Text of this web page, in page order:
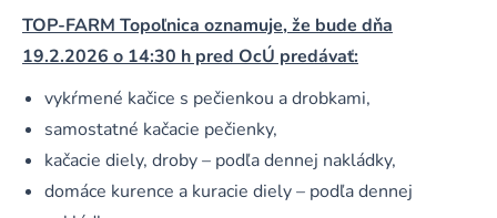
TOP-FARM Topoľnica oznamuje, že bude dňa
19.2.2026 o 14:30 h pred OcÚ predávať:
vykŕmené kačice s pečienkou a drobkami,
samostatné kačacie pečienky,
kačacie diely, droby – podľa dennej nakládky,
domáce kurence a kuracie diely – podľa dennej